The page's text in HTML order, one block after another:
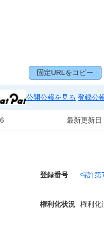
固定URLをコピー
公開公報を見る 登録公
最新更新日
登録番号
特許第
権利化状況
権利化